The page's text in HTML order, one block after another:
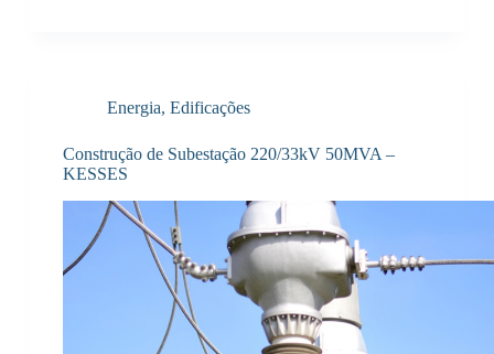
Energia, Edificações
Construção de Subestação 220/33kV 50MVA –
KESSES